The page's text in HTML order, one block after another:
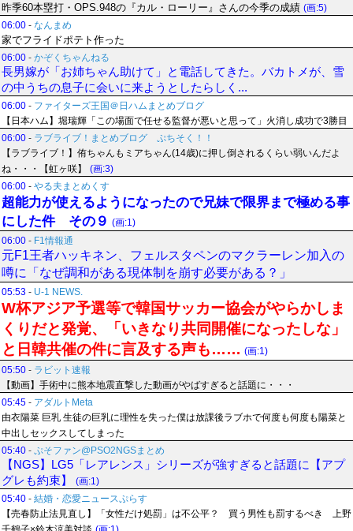
昨季60本塁打・OPS.948の『カル・ローリー』さんの今季の成績 (画:5)
06:00 - なんまめ
家でフライドポテト作った
06:00 - かぞくちゃんねる
長男嫁が「お姉ちゃん助けて」と電話してきた。バカトメが、雪
の中うちの息子に会いに来ようとしたらしく...
06:00 - ファイターズ王国＠日ハムまとめブログ
【日本ハム】堀瑞輝「この場面で任せる監督が悪いと思って」火消し成功で3勝目
06:00 - ラブライブ！まとめブログ ぷちそく！！
【ラブライブ！】侑ちゃんもミアちゃん(14歳)に押し倒されるくらい弱いんだよ
ね・・・【虹ヶ咲】
(画:3)
06:00 - やる夫まとめくす
超能力が使えるようになったので兄妹で限界まで極める事
にした件 その９ (画:1)
06:00 - F1情報通
元F1王者ハッキネン、フェルスタペンのマクラーレン加入の
噂に「なぜ調和がある現体制を崩す必要がある？」
05:53 - U-1 NEWS.
W杯アジア予選等で韓国サッカー協会がやらかしま
くりだと発覚、「いきなり共同開催になったしな」
と日韓共催の件に言及する声も…… (画:1)
05:50 - ラビット速報
【動画】手術中に熊本地震直撃した動画がやばすぎると話題に・・・
05:45 - アダルトMeta
由衣陽菜 巨乳 生徒の巨乳に理性を失った僕は放課後ラブホで何度も何度も陽菜と
中出しセックスしてしまった
05:40 - ぷそファン@PSO2NGSまとめ
【NGS】LG5「レアレンス」シリーズが強すぎると話題に【アプ
グレも約束】
(画:1)
05:40 - 結婚・恋愛ニュースぷらす
【売春防止法見直し】「女性だけ処罰」は不公平？ 買う男性も罰するべき 上野